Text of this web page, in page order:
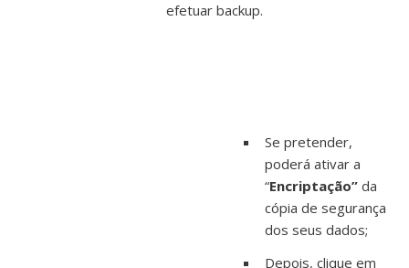
efetuar backup.
Se pretender,
poderá ativar a
“Encriptação” da
cópia de segurança
dos seus dados;
Depois, clique em